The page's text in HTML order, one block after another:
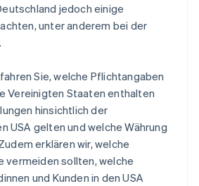
jedoch einige
unter anderem bei der
Sie, welche Pflichtangaben
Vereinigten Staaten enthalten
hinsichtlich der
USA gelten und welche Währung
erklären wir, welche
vermeiden sollten, welche
und Kunden in den USA